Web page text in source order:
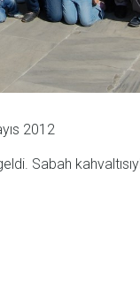
2012
Sabah